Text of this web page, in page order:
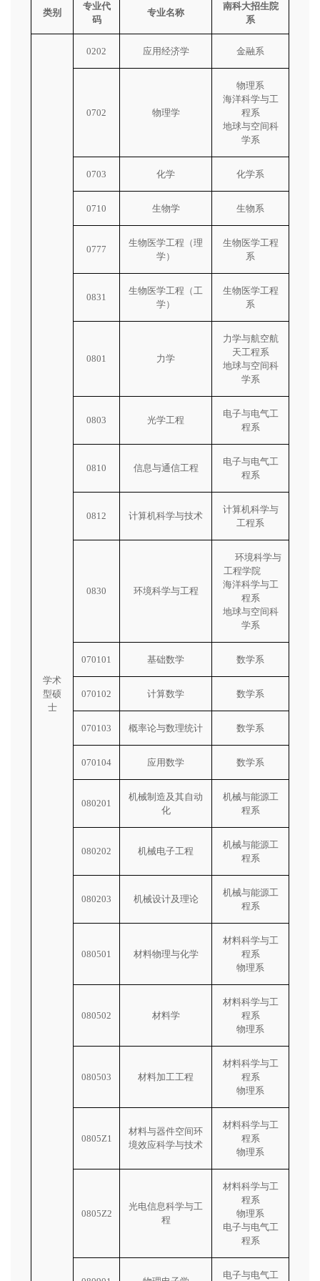
类别
专业代
码
专业名称
南科大招生院
系
学术
型硕
士
0202 应用经济学 金融系
0702 物理学
物理系
海洋科学与工
程系
地球与空间科
学系
0703 化学 化学系
0710 生物学 生物系
0777
生物医学工程（理
学）
生物医学工程
系
0831
生物医学工程（工
学）
生物医学工程
系
0801 力学
力学与航空航
天工程系
地球与空间科
学系
0803 光学工程
电子与电气工
程系
0810 信息与通信工程
电子与电气工
程系
0812 计算机科学与技术
计算机科学与
工程系
0830 环境科学与工程
环境科学与
工程学院
海洋科学与工
程系
地球与空间科
学系
070101 基础数学 数学系
070102 计算数学 数学系
070103 概率论与数理统计 数学系
070104 应用数学 数学系
080201
机械制造及其自动
化
机械与能源工
程系
080202 机械电子工程
机械与能源工
程系
080203 机械设计及理论
机械与能源工
程系
080501 材料物理与化学
材料科学与工
程系
物理系
080502 材料学
材料科学与工
程系
物理系
080503 材料加工工程
材料科学与工
程系
物理系
0805Z1
材料与器件空间环
境效应科学与技术
材料科学与工
程系
物理系
0805Z2
光电信息科学与工
程
材料科学与工
程系
物理系
电子与电气工
程系
电子与电气工